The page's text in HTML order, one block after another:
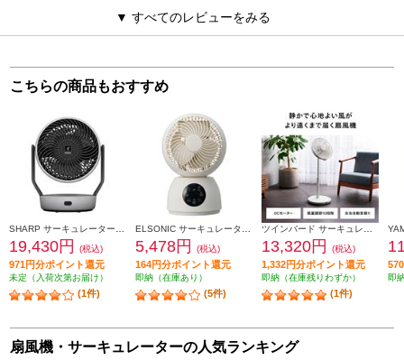
▼ すべてのレビューをみる
こちらの商品もおすすめ
SHARP サーキュレーター【上下左右首振り/プラズマクラスターNEXT/ライトグレー】 PK-18S03-H
19,430円 (税込)
971円分ポイント還元
未定（入荷次第お届け）
(1件)
ELSONIC サーキュレーター DCモーター 全分解 静音 15cm 3枚羽根 14畳 ED-DCC15
5,478円 (税込)
164円分ポイント還元
即納（在庫あり）
(5件)
ツインバード サーキュレーション扇風機 EF-J952W
13,320円 (税込)
1,332円分ポイント還元
即納（在庫残りわずか）
(1件)
即
扇風機・サーキュレーターの人気ランキング